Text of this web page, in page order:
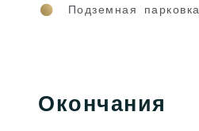
Подземная парковка
Окончания